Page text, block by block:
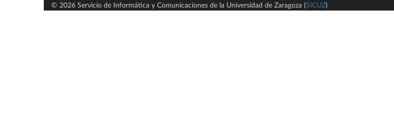
© 2026 Servicio de Informática y Comunicaciones de la Universidad de Zaragoza (SICUZ)